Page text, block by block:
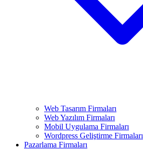
Web Tasarım Firmaları
Web Yazılım Firmaları
Mobil Uygulama Firmaları
Wordpress Geliştirme Firmaları
Pazarlama Firmaları